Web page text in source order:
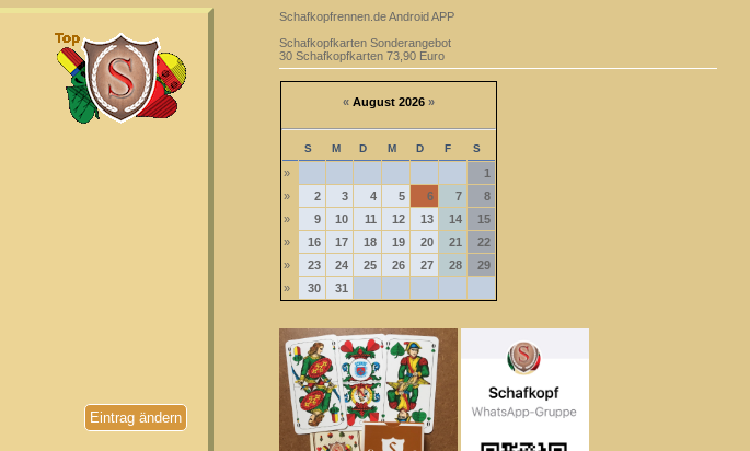
Eintrag ändern
Schafkopfrennen.de Android APP
Schafkopfkarten Sonderangebot
30 Schafkopfkarten 73,90 Euro
« August 2026 »
S M D M D F S
»
1
»
2 3 4 5 6 7
8
»
9 10 11 12 13 14
15
»
16 17 18 19 20 21
22
»
23 24 25 26 27 28
29
»
30 31